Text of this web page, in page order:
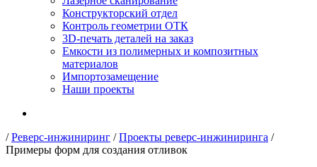
Конструкторский отдел
Контроль геометрии ОТК
3D-печать деталей на заказ
Емкости из полимерных и композитных
материалов
Импортозамещение
Наши проекты
/Реверс-инжиниринг /Проекты реверс-инжиниринга /
Примеры форм для создания отливок